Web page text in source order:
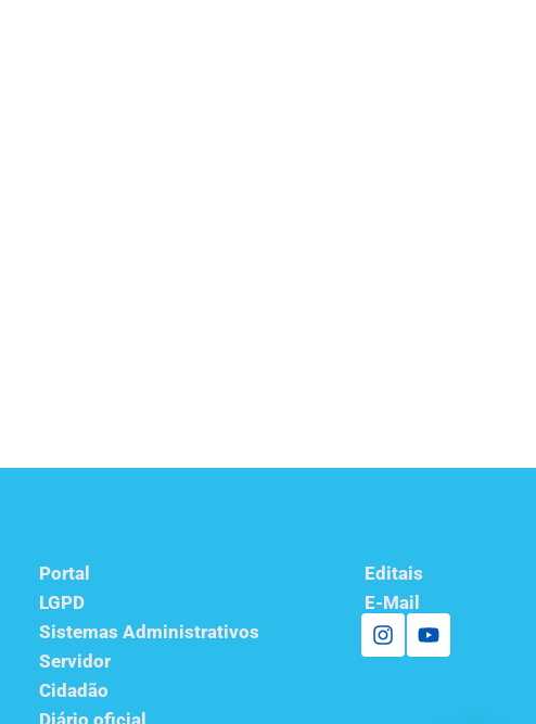
Portal
LGPD
Sistemas Administrativos
Servidor
Cidadão
Diário oficial
Editais
E-Mail